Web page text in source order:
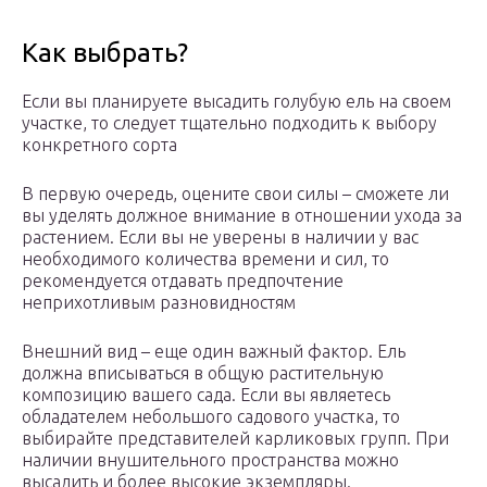
Как выбрать?
Если вы планируете высадить голубую ель на своем
участке, то следует тщательно подходить к выбору
конкретного сорта
В первую очередь, оцените свои силы – сможете ли
вы уделять должное внимание в отношении ухода за
растением. Если вы не уверены в наличии у вас
необходимого количества времени и сил, то
рекомендуется отдавать предпочтение
неприхотливым разновидностям
Внешний вид – еще один важный фактор. Ель
должна вписываться в общую растительную
композицию вашего сада. Если вы являетесь
обладателем небольшого садового участка, то
выбирайте представителей карликовых групп. При
наличии внушительного пространства можно
высадить и более высокие экземпляры.